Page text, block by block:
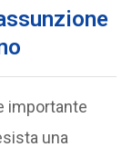
importante
una